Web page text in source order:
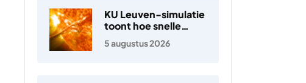
KU Leuven-simulatie
toont hoe snelle
elektronen in de
zonnewind ontstaan
5 augustus 2026